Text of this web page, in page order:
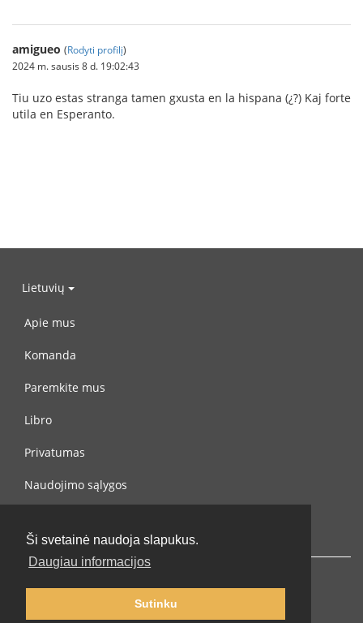
Ši svetainė naudoja slapukus.
Daugiau informacijos
Sutinku
amigueo (Rodyti profilį)
2024 m. sausis 8 d. 19:02:43
Tiu uzo estas stranga tamen gxusta en la hispana (¿?) Kaj forte
utila en Esperanto.
Lietuvių
Apie mus
Komanda
Paremkite mus
Libro
Privatumas
Naudojimo sąlygos